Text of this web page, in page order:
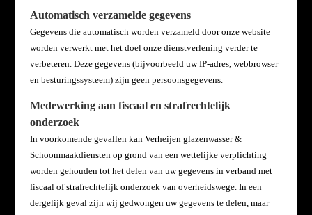
Automatisch verzamelde gegevens
Gegevens die automatisch worden verzameld door onze website
worden verwerkt met het doel onze dienstverlening verder te
verbeteren. Deze gegevens (bijvoorbeeld uw IP-adres, webbrowser
en besturingssysteem) zijn geen persoonsgegevens.
Medewerking aan fiscaal en strafrechtelijk
onderzoek
In voorkomende gevallen kan Verheijen glazenwasser &
Schoonmaakdiensten op grond van een wettelijke verplichting
worden gehouden tot het delen van uw gegevens in verband met
fiscaal of strafrechtelijk onderzoek van overheidswege. In een
dergelijk geval zijn wij gedwongen uw gegevens te delen, maar